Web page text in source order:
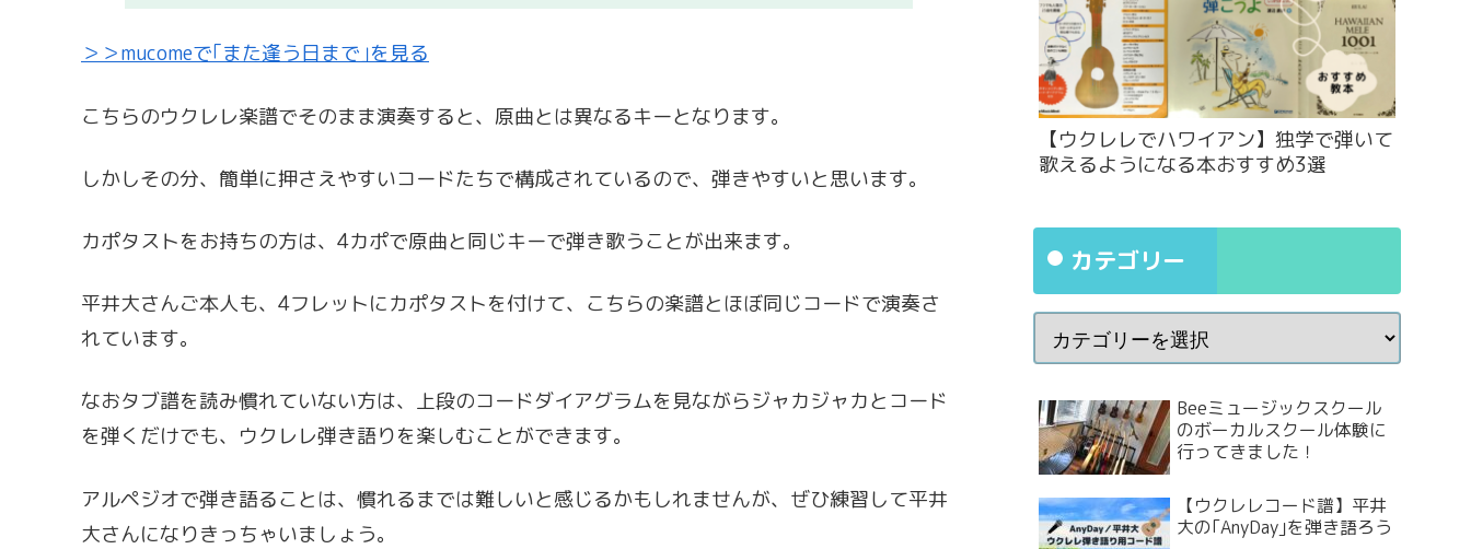
＞＞mucomeで｢また逢う日まで｣を見る
こちらのウクレレ楽譜でそのまま演奏すると、原曲とは異なるキーとなります。
しかしその分、簡単に押さえやすいコードたちで構成されているので、弾きやすいと思います。
カポタストをお持ちの方は、4カポで原曲と同じキーで弾き歌うことが出来ます。
平井大さんご本人も、4フレットにカポタストを付けて、こちらの楽譜とほぼ同じコードで演奏さ
れています。
なおタブ譜を読み慣れていない方は、上段のコードダイアグラムを見ながらジャカジャカとコード
を弾くだけでも、ウクレレ弾き語りを楽しむことができます。
アルペジオで弾き語ることは、慣れるまでは難しいと感じるかもしれませんが、ぜひ練習して平井
大さんになりきっちゃいましょう。
【ウクレレでハワイアン】独学で弾いて
歌えるようになる本おすすめ3選
カテゴリー
Beeミュージックスクール
のボーカルスクール体験に
行ってきました！
【ウクレレコード譜】平井
大の｢AnyDay｣を弾き語ろう